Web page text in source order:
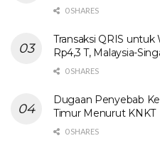
0 SHARES
Transaksi QRIS
Rp4,3 T, Malaysia-
0 SHARES
Dugaan Penyebab
Timur Menurut KNKT
0 SHARES